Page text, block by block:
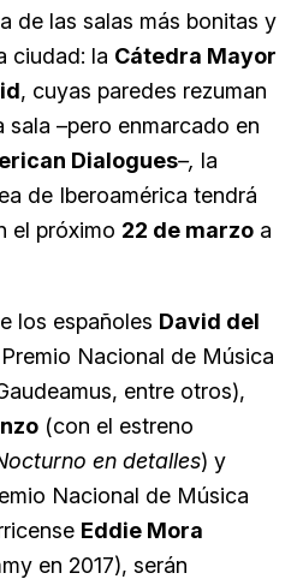
de las salas más bonitas y
ciudad: la Cátedra Mayor
, cuyas paredes rezuman
sala –pero enmarcado en
Dialogues–, la
de Iberoamérica tendrá
el próximo 22 de marzo a
los españoles David del
Nacional de Música
entre otros),
(con el estreno
en detalles) y
Nacional de Música
Eddie Mora
en 2017), serán